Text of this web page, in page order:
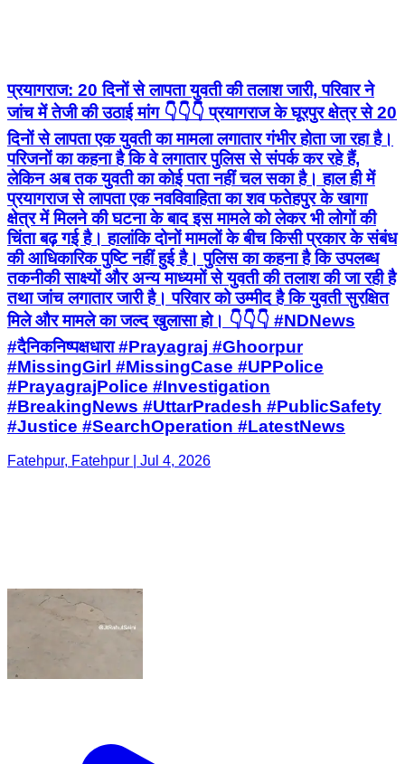
प्रयागराज: 20 दिनों से लापता युवती की तलाश जारी, परिवार ने
जांच में तेजी की उठाई मांग 👇👇👇 प्रयागराज के घूरपुर क्षेत्र से 20
दिनों से लापता एक युवती का मामला लगातार गंभीर होता जा रहा है।
परिजनों का कहना है कि वे लगातार पुलिस से संपर्क कर रहे हैं,
लेकिन अब तक युवती का कोई पता नहीं चल सका है। हाल ही में
प्रयागराज से लापता एक नवविवाहिता का शव फतेहपुर के खागा
क्षेत्र में मिलने की घटना के बाद इस मामले को लेकर भी लोगों की
चिंता बढ़ गई है। हालांकि दोनों मामलों के बीच किसी प्रकार के संबंध
की आधिकारिक पुष्टि नहीं हुई है। पुलिस का कहना है कि उपलब्ध
तकनीकी साक्ष्यों और अन्य माध्यमों से युवती की तलाश की जा रही है
तथा जांच लगातार जारी है। परिवार को उम्मीद है कि युवती सुरक्षित
मिले और मामले का जल्द खुलासा हो। 👇👇👇 #NDNews
#दैनिकनिष्पक्षधारा #Prayagraj #Ghoorpur
#MissingGirl #MissingCase #UPPolice
#PrayagrajPolice #Investigation
#BreakingNews #UttarPradesh #PublicSafety
#Justice #SearchOperation #LatestNews
Fatehpur, Fatehpur | Jul 4, 2026